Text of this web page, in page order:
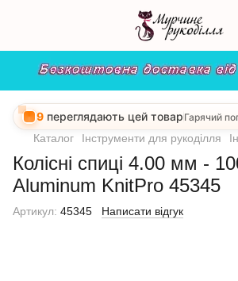
9 переглядають цей товар Гарячий
Каталог Інструменти для рукоділля
Колісні спиці 4.00 мм -
Aluminum KnitPro 45345
Артикул: 45345 Написати відгук